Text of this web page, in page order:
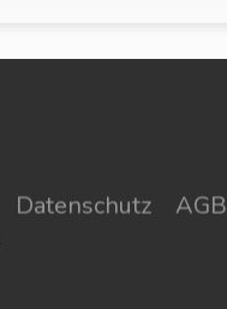
Datenschutz AGB